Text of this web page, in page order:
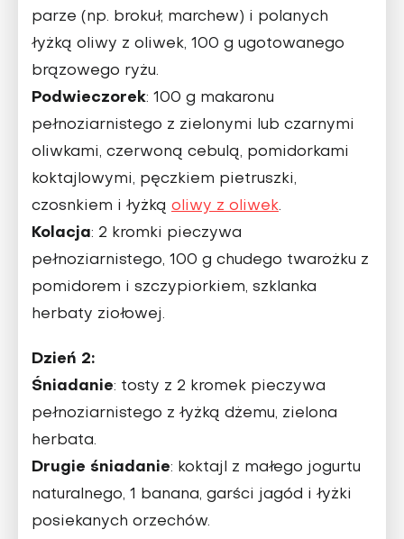
parze (np. brokuł, marchew) i polanych
łyżką oliwy z oliwek, 100 g ugotowanego
brązowego ryżu.
Podwieczorek: 100 g makaronu
pełnoziarnistego z zielonymi lub czarnymi
oliwkami, czerwoną cebulą, pomidorkami
koktajlowymi, pęczkiem pietruszki,
czosnkiem i łyżką oliwy z oliwek.
Kolacja: 2 kromki pieczywa
pełnoziarnistego, 100 g chudego twarożku z
pomidorem i szczypiorkiem, szklanka
herbaty ziołowej.
Dzień 2:
Śniadanie: tosty z 2 kromek pieczywa
pełnoziarnistego z łyżką dżemu, zie­lona
herbata.
Drugie śniadanie: koktajl z małego jogurtu
naturalnego, 1 banana, garści jagód i łyżki
posiekanych orzechów.